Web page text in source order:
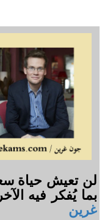
لن تعيش حياة
بما يُفكر فيه
غرين